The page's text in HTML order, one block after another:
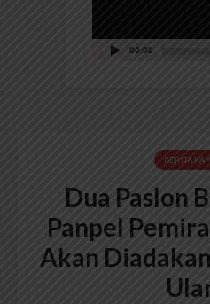
00:00
BERITA
Dua Paslon
Panpel
Akan